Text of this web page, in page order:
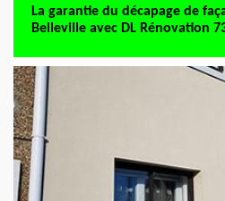
La garantie du décapage de
Belleville avec DL Rénovation